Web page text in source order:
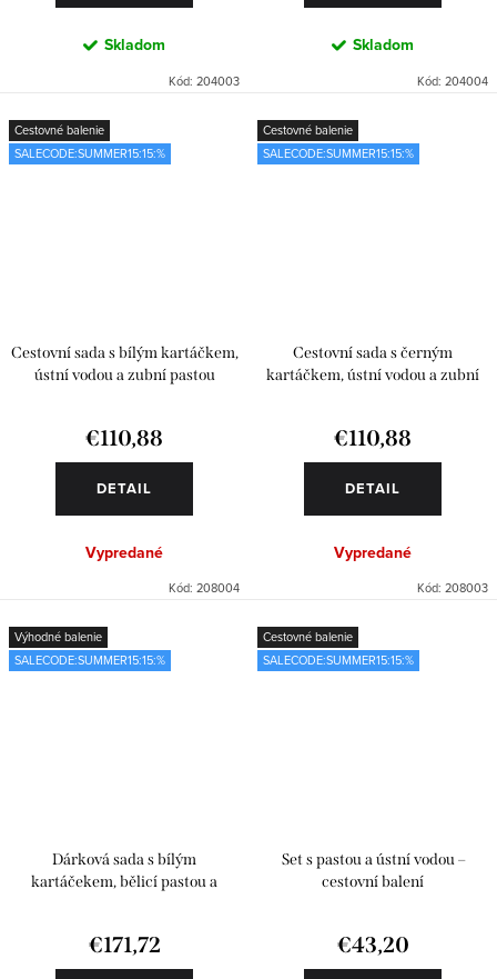
Skladom
Kód: 204003
Skladom
Kód: 204004
Cestovné balenie
SALECODE:SUMMER15:15:%
Cestovní sada s bílým kartáčkem,
ústní vodou a zubní pastou
€110,88
DETAIL
Vypredané
Kód: 208004
Cestovné balenie
SALECODE:SUMMER15:15:%
Cestovní sada s černým
kartáčkem, ústní vodou a zubní
€110,88
DETAIL
Vypredané
Kód: 208003
Výhodné balenie
SALECODE:SUMMER15:15:%
Dárková sada s bílým
kartáčekem, bělicí pastou a
€171,72
Cestovné balenie
SALECODE:SUMMER15:15:%
Set s pastou a ústní vodou –
cestovní balení
€43,20